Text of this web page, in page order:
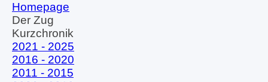
Homepage
Der Zug
Kurzchronik
2021 - 2025
2016 - 2020
2011 - 2015